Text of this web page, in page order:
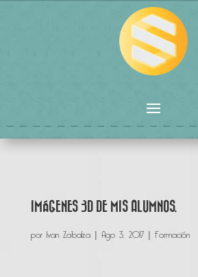
IMÁGENES 3D DE MIS ALUMNOS.
por Ivan Zabalza| Ago 3, 2017| Formación